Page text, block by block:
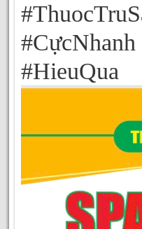
#HieuQua